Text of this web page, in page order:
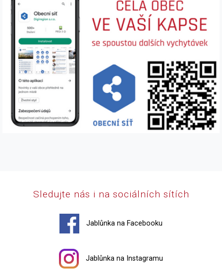
Sledujte nás i na sociálních sítích
Jablůnka na Facebooku
Jablůnka na Instagramu